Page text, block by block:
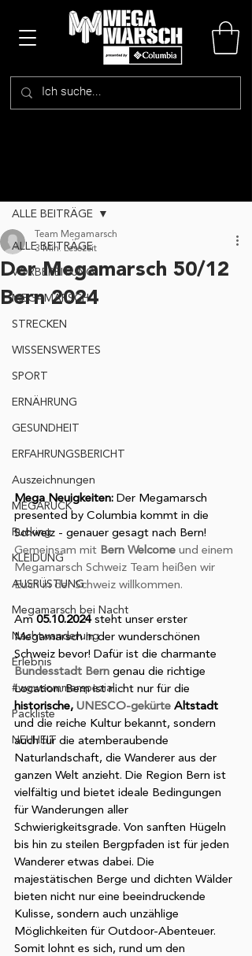
ALLE BEITRÄGE
VORBEREITUNG
MEGAMARSCH
STRECKEN
WISSENSWERTES
SPORT
ERNÄHRUNG
GESUNDHEIT
ERFAHRUNGSBERICHT
Auszeichnungen
MEGARUCK
Rucking
KLEIDUNG
AUSRÜSTUNG
Megamarsch bei Nacht
Nachtwanderung
Erlebnis
#wgwsommerspezial
Packliste
NEUHEIT
ALLE BEITRÄGE
Der Megamarsch 50/12
Bern 2024
Team Megamarsch
3 Min. Lesezeit
Mega Neuigkeiten: Der Megamarsch
presented by Columbia kommt in die
Schweiz - genauer gesagt nach Bern!
Gemeinsam mit Bern Welcome und einem
Megamarsch Schweiz Team heißen wir
Euch in der Schweiz willkommen.
Am 05.10.2024 steht unser erster
Megamarsch in der wunderschönen
Schweiz bevor! Dafür ist die charmante
Bundesstadt Bern genau die richtige
Location. Bern ist nicht nur für die
historische, UNESCO-gekürte Altstadt
und die reiche Kultur bekannt, sondern
auch für die atemberaubende
Naturlandschaft, die Wanderer aus der
ganzen Welt anzieht. Die Region Bern ist
vielfältig und bietet ideale Bedingungen
für Wanderungen aller
Schwierigkeitsgrade. Von sanften Hügeln
bis hin zu steilen Bergpfaden ist für jeden
Wanderer etwas dabei. Die
majestätischen Berge und dichten Wälder
bieten nicht nur eine beeindruckende
Kulisse, sondern auch unzählige
Möglichkeiten für Outdoor-Abenteuer.
Somit lohnt es sich, rund um den